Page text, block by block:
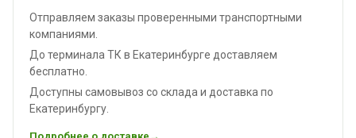
Отправляем заказы проверенными транспортными
компаниями.
До терминала ТК в Екатеринбурге доставляем
бесплатно.
Доступны самовывоз со склада и доставка по
Екатеринбургу.